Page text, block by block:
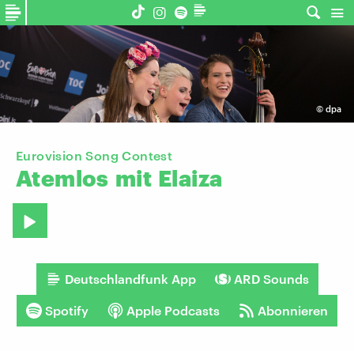
© dpa
Eurovision Song Contest
Atemlos mit Elaiza
Deutschlandfunk App ARD Sounds
Spotify Apple Podcasts Abonnieren